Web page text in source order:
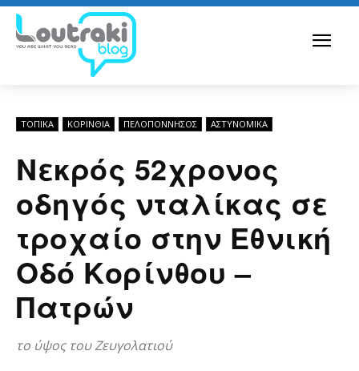
ΤΟΠΙΚΑ ΚΟΡΙΝΘΊΑ ΠΕΛΟΠΌΝΝΗΣΟΣ ΑΣΤΥΝΟΜΙΚΆ
Νεκρός 52χρονος
οδηγός νταλίκας σε
τροχαίο στην Εθνική
Οδό Κορίνθου –
Πατρών
το ύψος του Ζευγολατιού